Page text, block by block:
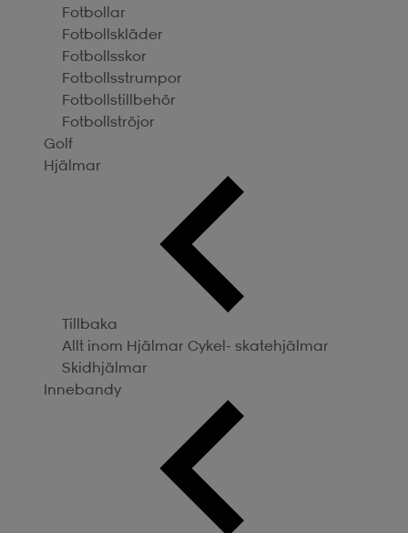
Fotbollar
Fotbollskläder
Fotbollsskor
Fotbollsstrumpor
Fotbollstillbehör
Fotbollströjor
Golf
Hjälmar
Tillbaka
Allt inom Hjälmar Cykel- skatehjälmar
Skidhjälmar
Innebandy